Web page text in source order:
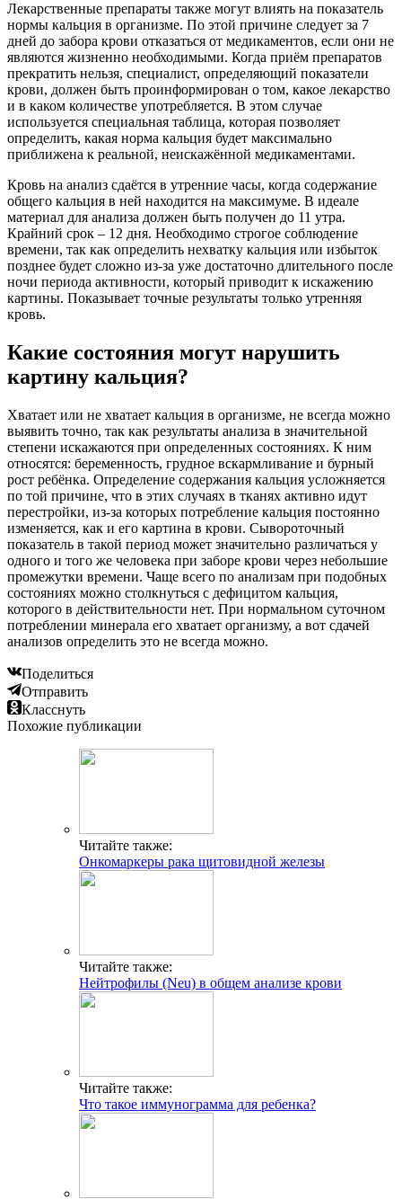
Лекарственные препараты также могут влиять на показатель
нормы кальция в организме. По этой причине следует за 7
дней до забора крови отказаться от медикаментов, если они не
являются жизненно необходимыми. Когда приём препаратов
прекратить нельзя, специалист, определяющий показатели
крови, должен быть проинформирован о том, какое лекарство
и в каком количестве употребляется. В этом случае
используется специальная таблица, которая позволяет
определить, какая норма кальция будет максимально
приближена к реальной, неискажённой медикаментами.
Кровь на анализ сдаётся в утренние часы, когда содержание
общего кальция в ней находится на максимуме. В идеале
материал для анализа должен быть получен до 11 утра.
Крайний срок – 12 дня. Необходимо строгое соблюдение
времени, так как определить нехватку кальция или избыток
позднее будет сложно из-за уже достаточно длительного после
ночи периода активности, который приводит к искажению
картины. Показывает точные результаты только утренняя
кровь.
Какие состояния могут нарушить
картину кальция?
Хватает или не хватает кальция в организме, не всегда можно
выявить точно, так как результаты анализа в значительной
степени искажаются при определенных состояниях. К ним
относятся: беременность, грудное вскармливание и бурный
рост ребёнка. Определение содержания кальция усложняется
по той причине, что в этих случаях в тканях активно идут
перестройки, из-за которых потребление кальция постоянно
изменяется, как и его картина в крови. Сывороточный
показатель в такой период может значительно различаться у
одного и того же человека при заборе крови через небольшие
промежутки времени. Чаще всего по анализам при подобных
состояниях можно столкнуться с дефицитом кальция,
которого в действительности нет. При нормальном суточном
потреблении минерала его хватает организму, а вот сдачей
анализов определить это не всегда можно.
Поделиться
Отправить
Класснуть
Похожие публикации
Читайте также:
Онкомаркеры рака щитовидной железы
Читайте также:
Нейтрофилы (Neu) в общем анализе крови
Читайте также:
Что такое иммунограмма для ребенка?